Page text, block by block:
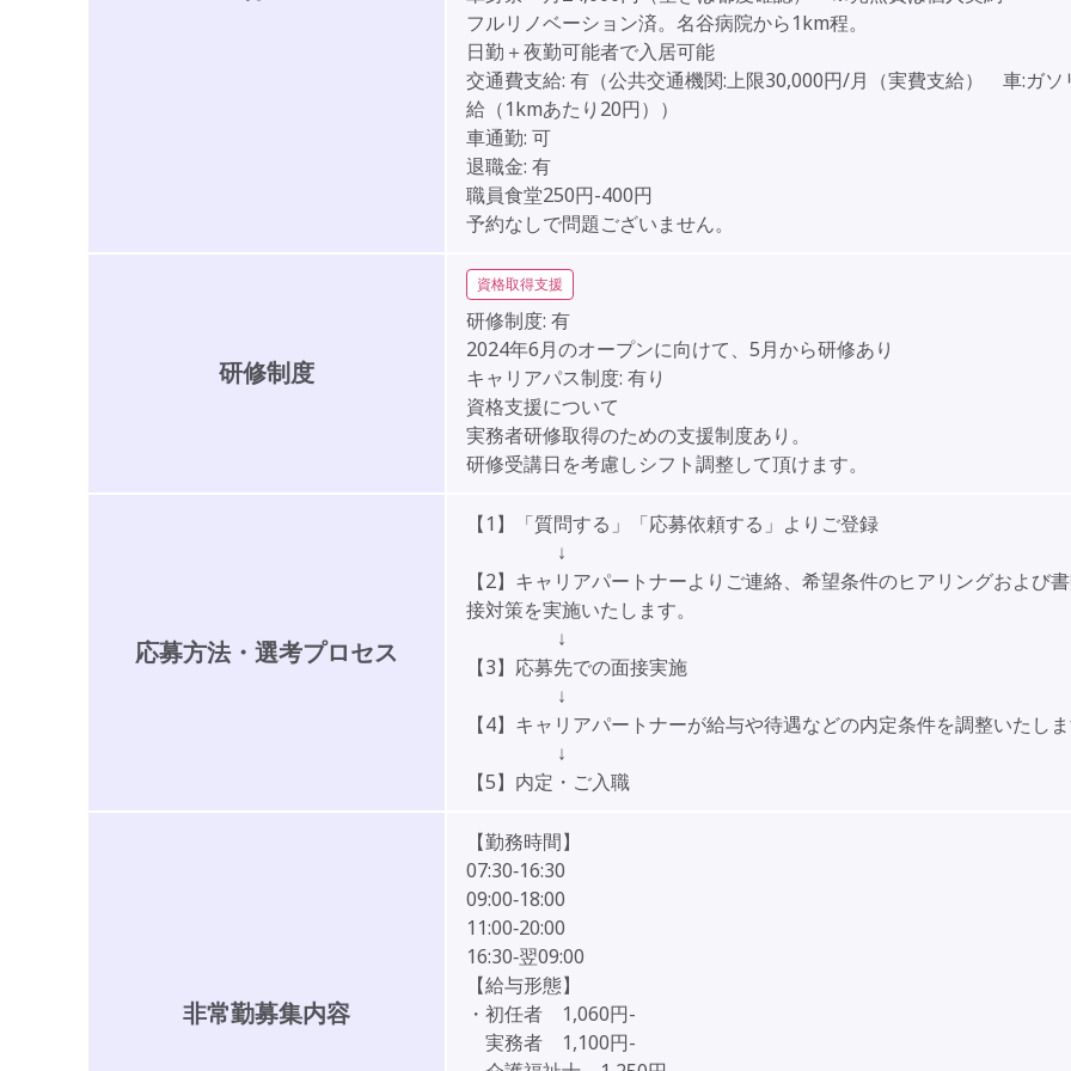
フルリノベーション済。名谷病院から1km程。
日勤＋夜勤可能者で入居可能
交通費支給: 有（公共交通機関:上限30,000円/月（実費支給） 車:ガソ
給（1kmあたり20円））
車通勤: 可
退職金: 有
職員食堂250円-400円
予約なしで問題ございません。
研修制度
資格取得支援
研修制度: 有
2024年6月のオープンに向けて、5月から研修あり
キャリアパス制度: 有り
資格支援について
実務者研修取得のための支援制度あり。
研修受講日を考慮しシフト調整して頂けます。
応募方法・選考プロセス
【1】「質問する」「応募依頼する」よりご登録
↓
【2】キャリアパートナーよりご連絡、希望条件のヒアリングおよび
接対策を実施いたします。
↓
【3】応募先での面接実施
↓
【4】キャリアパートナーが給与や待遇などの内定条件を調整いたしま
↓
【5】内定・ご入職
非常勤募集内容
【勤務時間】
07:30‐16:30
09:00‐18:00
11:00‐20:00
16:30‐翌09:00
【給与形態】
・初任者 1,060円-
実務者 1,100円-